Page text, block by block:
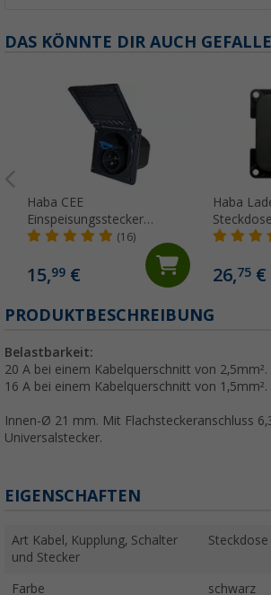
DAS KÖNNTE DIR AUCH
Haba CEE
Einspeisungsstecker
schwarz
(16)
15,99 €
Haba
A und
26,75€
PRODUKTBESCHREIBUNG
Belastbarkeit:
20 A bei einem Kabelquerschnitt von 2,5mm².
16 A bei einem Kabelquerschnitt von 1,5mm².
Innen-Ø 21 mm. Mit Flachsteckeranschluss
Universalstecker.
EIGENSCHAFTEN
Art Kabel, Kupplung, Schalter
und Stecker
Steckdose
Farbe schwarz